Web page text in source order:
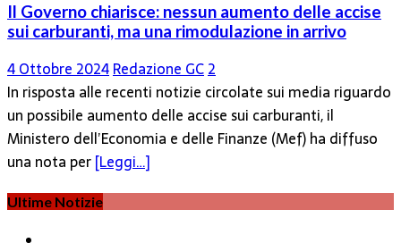
Il Governo chiarisce: nessun aumento delle accise
sui carburanti, ma una rimodulazione in arrivo
4 Ottobre 2024Redazione GC2
In risposta alle recenti notizie circolate sui media riguardo
un possibile aumento delle accise sui carburanti, il
Ministero dell’Economia e delle Finanze (Mef) ha diffuso
una nota per[Leggi…]
Ultime Notizie